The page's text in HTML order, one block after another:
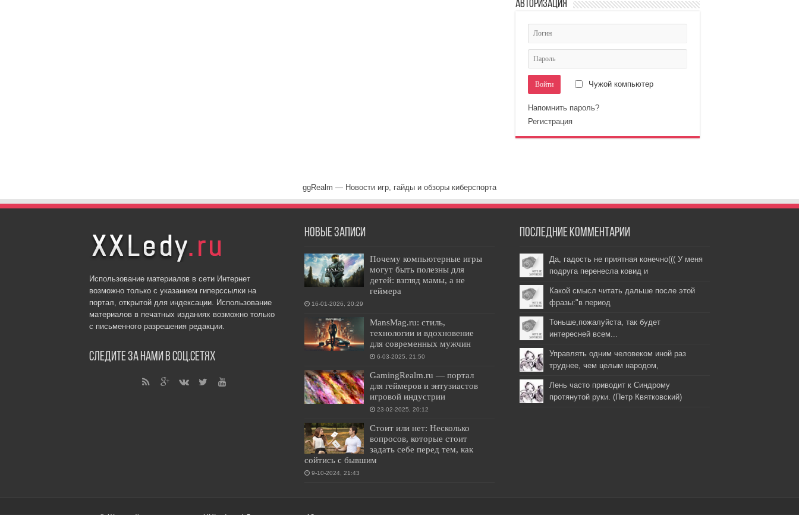
Авторизация
Чужой компьютер
Напомнить пароль?
Регистрация
ggRealm — Новости игр, гайды и обзоры киберспорта
Использование материалов в сети Интернет
возможно только с указанием гиперссылки на
портал, открытой для индексации. Использование
материалов в печатных изданиях возможно только
с письменного разрешения редакции.
Следите за нами в соц.сетях
Новые записи
Почему компьютерные игры
могут быть полезны для
детей: взгляд мамы, а не
геймера
16-01-2026, 20:29
MansMag.ru: стиль,
технологии и вдохновение
для современных мужчин
6-03-2025, 21:50
GamingRealm.ru — портал
для геймеров и энтузиастов
игровой индустрии
23-02-2025, 20:12
Стоит или нет: Несколько
вопросов, которые стоит
задать себе перед тем, как
сойтись с бывшим
9-10-2024, 21:43
Последние комментарии
Да, гадость не приятная конечно((( У меня
подруга перенесла ковид и
Какой смысл читать дальше после этой
фразы:"в период
Тоньше,пожалуйста, так будет
интересней всем...
Управлять одним человеком иной раз
труднее, чем целым народом,
Лень часто приводит к Синдрому
протянутой руки. (Петр Квятковский)
© Женский интернет-портал XXLedy.ru | Для лиц старше 18 лет